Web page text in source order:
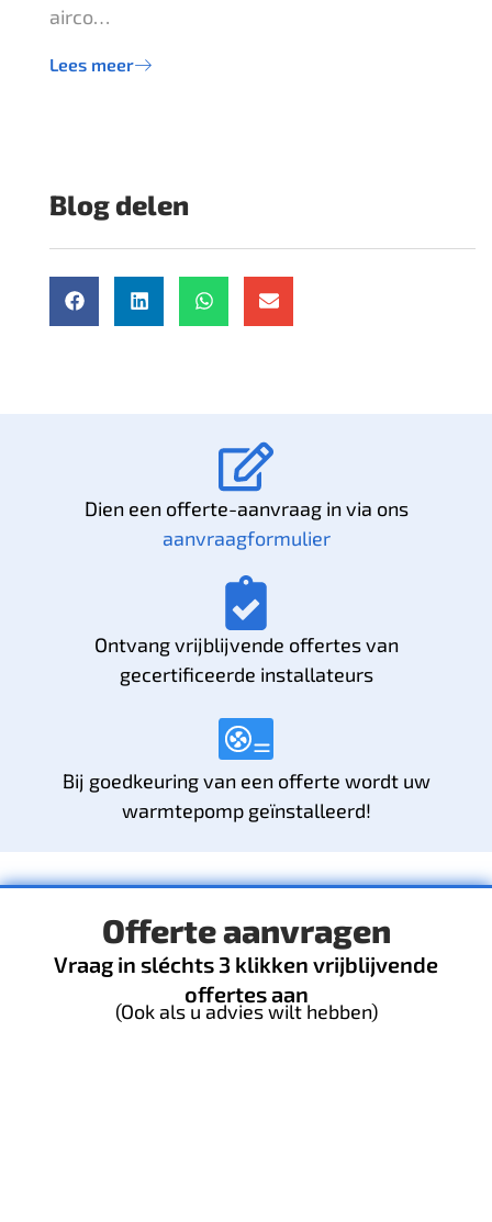
airco…
Lees meer
Blog delen
Dien een offerte-aanvraag in via ons
aanvraagformulier
Ontvang vrijblijvende offertes van
gecertificeerde installateurs
Bij goedkeuring van een offerte wordt uw
warmtepomp geïnstalleerd!
Offerte aanvragen
Vraag in sléchts 3 klikken vrijblijvende
offertes aan
(Ook als u advies wilt hebben)